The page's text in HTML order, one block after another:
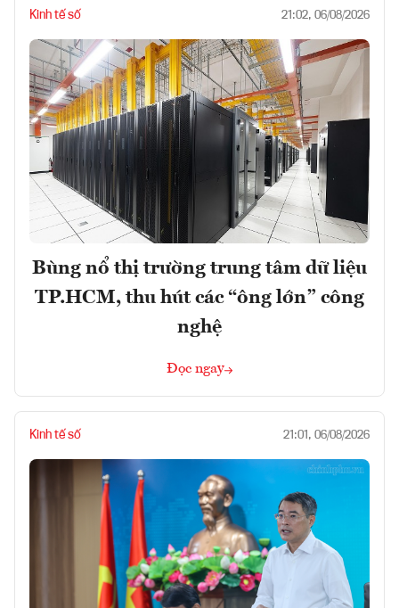
Kinh tế số 21:02, 06/08/2026
Bùng nổ thị trường trung tâm dữ liệu
TP.HCM, thu hút các “ông lớn” công
nghệ
Đọc ngay
Kinh tế số 21:01, 06/08/2026